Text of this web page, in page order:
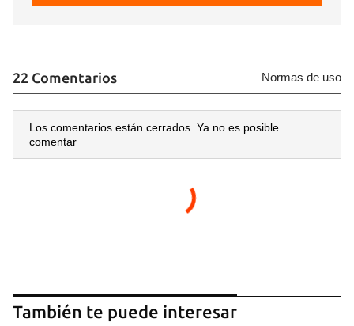
22 Comentarios Normas de uso
Los comentarios están cerrados. Ya no es posible
comentar
También te puede interesar